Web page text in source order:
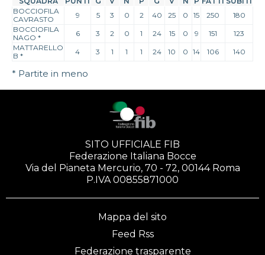
BOCCIOFILA
CAVRASTO
9 5 3 0 2 40 25 0 15 250
180
BOCCIOFILA
NAGO * 6 3 2 0 1 24 15 0 9 151
123
MATTARELLO
B * 4 3 1 1 1 24 10 0 14 106 140
* Partite in meno
SITO UFFICIALE FIB
Federazione Italiana Bocce
Via del Pianeta Mercurio, 70 - 72, 00144 Roma
P.IVA 00855871000
Mappa del sito
Feed Rss
Federazione trasparente